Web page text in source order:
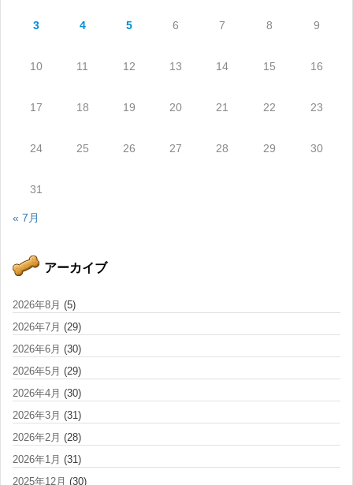
3 4 5 6 7 8 9
10 11 12 13 14 15 16
17 18 19 20 21 22 23
24 25 26 27 28 29 30
31
« 7月
アーカイブ
2026年8月 (5)
2026年7月 (29)
2026年6月 (30)
2026年5月 (29)
2026年4月 (30)
2026年3月 (31)
2026年2月 (28)
2026年1月 (31)
2025年12月 (30)